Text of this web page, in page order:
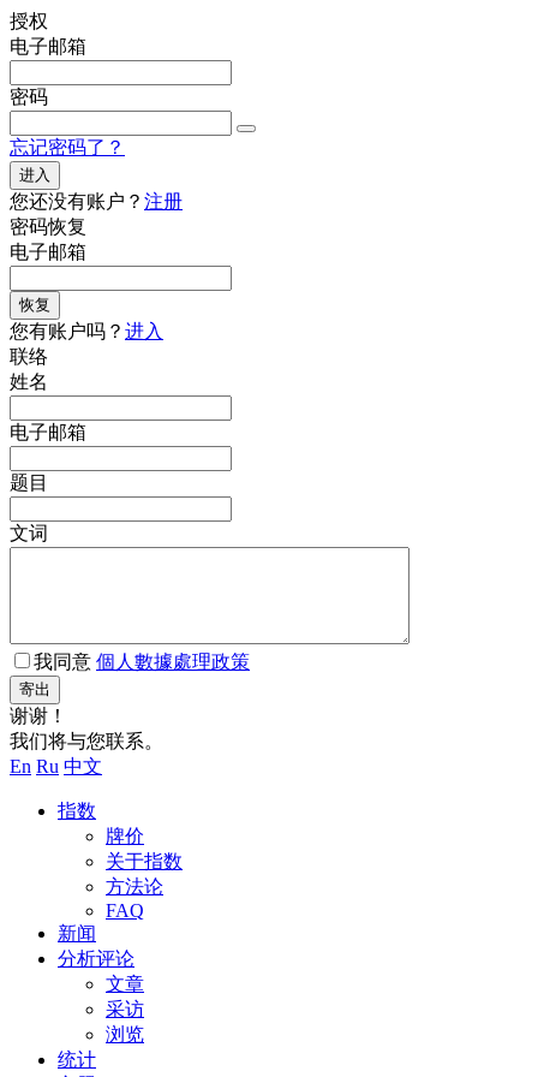
授权
电子邮箱
密码
忘记密码了？
进入
您还没有账户？ 注册
密码恢复
电子邮箱
恢复
您有账户吗？ 进入
联络
姓名
电子邮箱
题目
文词
我同意 個人數據處理政策
寄出
谢谢！
我们将与您联系。
En Ru 中文
指数
牌价
关于指数
方法论
FAQ
新闻
分析评论
文章
采访
浏览
统计